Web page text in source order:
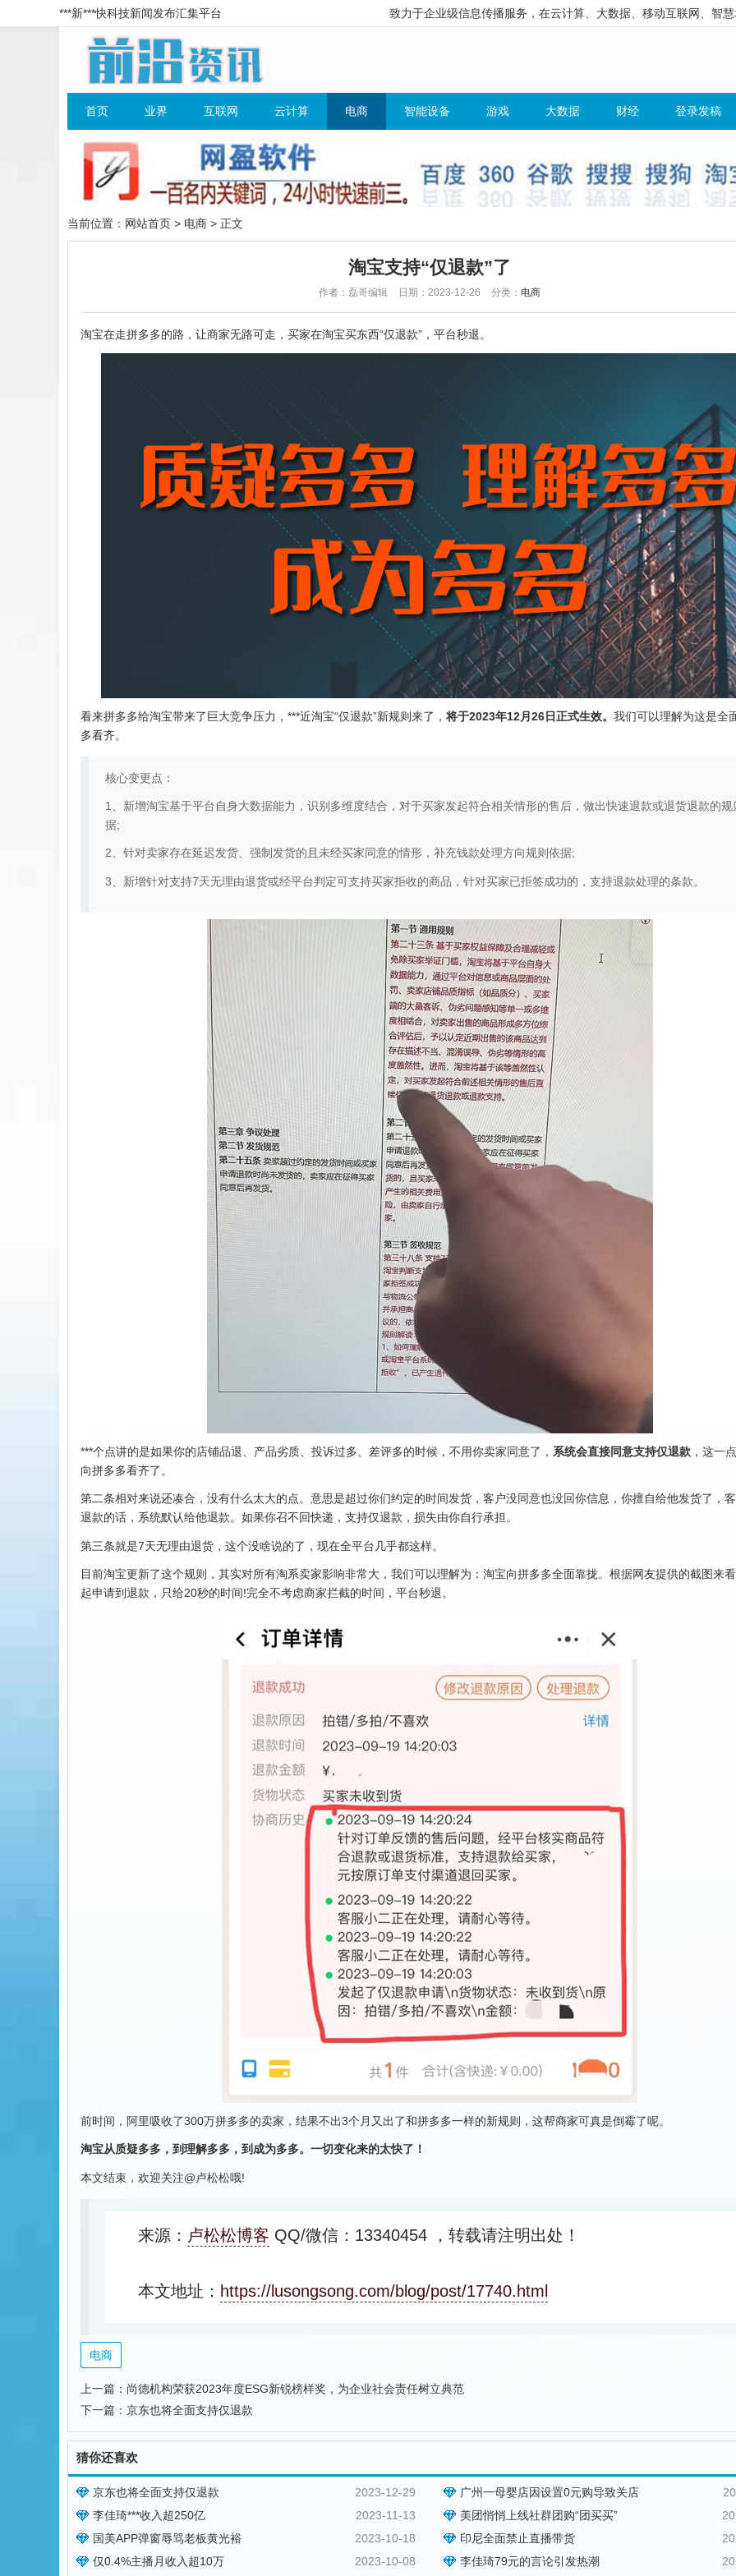
***新***快科技新闻发布汇集平台 致力于企业级信息传播服务，在云计算、大数据、移动互联网、智
首页 业界 互联网 云计算 电商 智能设备 游戏 大数据 财经 登录发稿
当前位置： 网站首页 > 电商 > 正文
淘宝支持“仅退款”了
作者：磊哥编辑 日期：2023-12-26 分类： 电商
淘宝在走拼多多的路，让商家无路可走，买家在淘宝买东西“仅退款”，平台秒退。
看来拼多多给淘宝带来了巨大竞争压力，***近淘宝“仅退款”新规则来了， 将于2023年12月26日正式生效。 我们可以理解为这是全
多看齐。
核心变更点：
1、新增淘宝基于平台自身大数据能力，识别多维度结合，对于买家发起符合相关情形的售后，做出快速退款或退货退款的规
据;
2、针对卖家存在延迟发货、强制发货的且未经买家同意的情形，补充钱款处理方向规则依据;
3、新增针对支持7天无理由退货或经平台判定可支持买家拒收的商品，针对买家已拒签成功的，支持退款处理的条款。
***个点讲的是如果你的店铺品退、产品劣质、投诉过多、差评多的时候，不用你卖家同意了， 系统会直接同意支持仅退款 ，这一
向拼多多看齐了。
第二条相对来说还凑合，没有什么太大的点。意思是超过你们约定的时间发货，客户没同意也没回你信息，你擅自给他发货了，
退款的话，系统默认给他退款。如果你召不回快递，支持仅退款，损失由你自行承担。
第三条就是7天无理由退货，这个没啥说的了，现在全平台几乎都这样。
目前淘宝更新了这个规则，其实对所有淘系卖家影响非常大，我们可以理解为：淘宝向拼多多全面靠拢。根据网友提供的截图来
起申请到退款，只给20秒的时间!完全不考虑商家拦截的时间，平台秒退。
前时间，阿里吸收了300万拼多多的卖家，结果不出3个月又出了和拼多多一样的新规则，这帮商家可真是倒霉了呢。
淘宝从质疑多多，到理解多多，到成为多多。一切变化来的太快了！
本文结束，欢迎关注@卢松松哦!
来源： 卢松松博客 QQ/微信：13340454 ，转载请注明出处！
本文地址： https://lusongsong.com/blog/post/17740.html
电商
上一篇： 尚德机构荣获2023年度ESG新锐榜样奖，为企业社会责任树立典范
下一篇： 京东也将全面支持仅退款
猜你还喜欢
2023-12-29
京东也将全面支持仅退款
广州一母婴店因设置0元购导致关店
2023-11-13
李佳琦***收入超250亿
美团悄悄上线社群团购“团买买”
2023-10-18
国美APP弹窗辱骂老板黄光裕
印尼全面禁止直播带货
2023-10-08
仅0.4%主播月收入超10万 李佳琦79元的言论引发热潮